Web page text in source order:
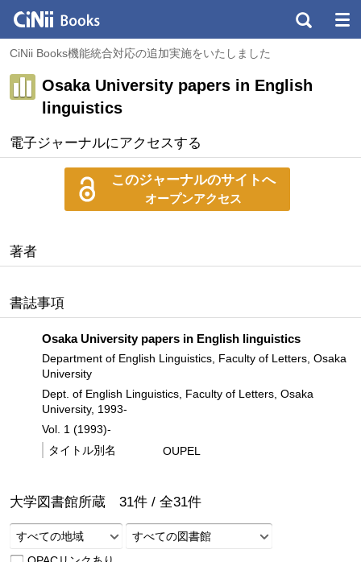
CiNii Books機能統合対応の追加実施をいたしました
Osaka University papers in English
linguistics
電子ジャーナルにアクセスする
このジャーナルのサイトへ
オープンアクセス
著者
書誌事項
Osaka University papers in English linguistics
Department of English Linguistics, Faculty of Letters, Osaka
University
Dept. of English Linguistics, Faculty of Letters, Osaka
University, 1993-
Vol. 1 (1993)-
タイトル別名
OUPEL
大学図書館所蔵 31件 / 全31件
すべての地域
すべての図書館